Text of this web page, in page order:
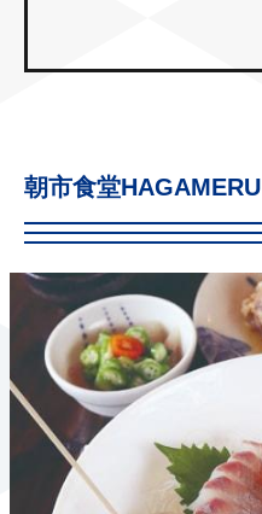
朝市食堂HAGAMERU